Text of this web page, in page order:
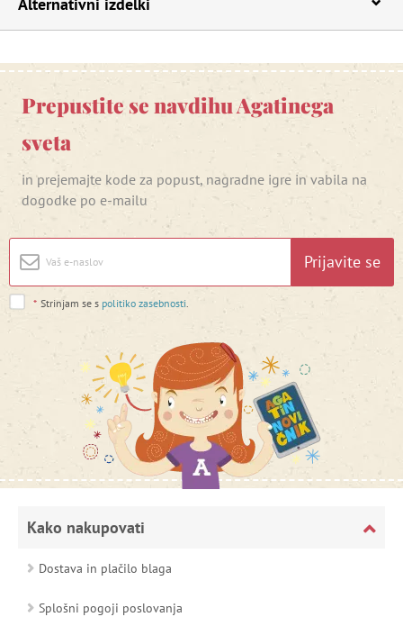
Prepustite se navdihu Agatinega
sveta
in prejemajte kode za popust, nagradne igre in vabila na
dogodke po e-mailu
Prijavite se
* Strinjam se s politiko zasebnosti
Kako nakupovati
Dostava in plačilo blaga
Splošni pogoji poslovanja